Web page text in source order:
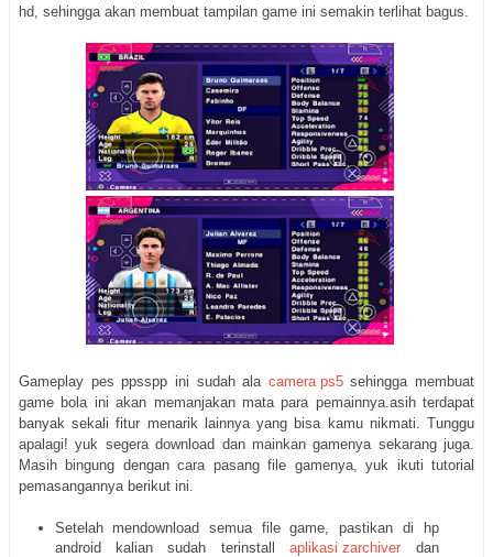
hd, sehingga akan membuat tampilan game ini semakin terlihat bagus.
Gameplay pes ppsspp ini sudah ala camera ps5sehingga membuat
game bola ini akan memanjakan mata para pemainnya.asih terdapat
banyak sekali fitur menarik lainnya yang bisa kamu nikmati. Tunggu
apalagi! yuk segera download dan mainkan gamenya sekarang juga.
Masih bingung dengan cara pasang file gamenya, yuk ikuti tutorial
pemasangannya berikut ini.
Setelah mendownload semua file game, pastikan di hp
android kalian sudah terinstallaplikasi zarchiver dan